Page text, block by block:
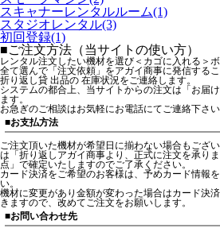
スキャナーレンタルルーム(1)
スタジオレンタル(3)
初回登録(1)
■ご注文方法（当サイトの使い方）
レンタル注文したい機材を選び＜カゴに入れる＞
全て選んで「注文依頼」をアガイ商事に発信するこ
折り返し貸 出品の 在庫状況をご連絡します。
システムの都合上、当サイトからの注文は「お届
ます。
お急ぎのご相談はお気軽にお電話にてご連絡下さい
■お支払方法
ご注文頂いた機材が希望日に揃わない場合もござ
は「折り返しアガイ商事より、正式に注文を承り
点」で確定いたしますのでご了承ください。
カード決済をご希望のお客様は、予めカード情報
い。
機材に変更があり金額が変わった場合はカード決
きますので、改めてご注文をお願いします。
■お問い合わせ先